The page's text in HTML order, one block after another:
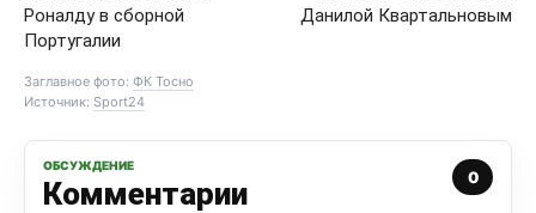
Роналду в сборной
Португалии
Данилой Квартальновым
Заглавное фото: ФК Тосно
Источник: Sport24
ОБСУЖДЕНИЕ
Комментарии 0